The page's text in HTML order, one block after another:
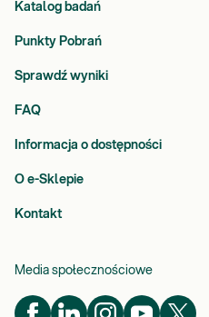
Katalog badań
Punkty Pobrań
Sprawdź wyniki
FAQ
Informacja o dostępności
O e-Sklepie
Kontakt
Media społecznościowe